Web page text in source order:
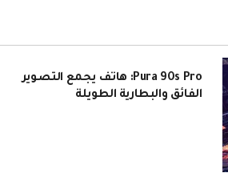
Pura 90s Pro: هاتف يجمع التصوير
الفائق والبطارية الطويلة